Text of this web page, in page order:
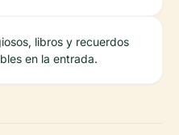
libros y recuerdos
en la entrada.